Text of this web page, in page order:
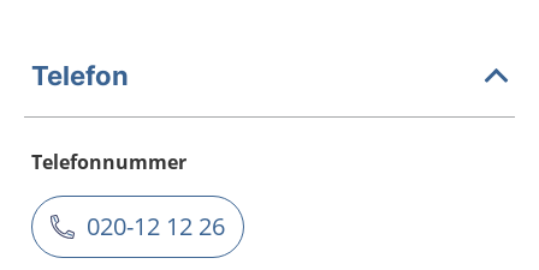
Telefon
Telefonnummer
020-12 12 26